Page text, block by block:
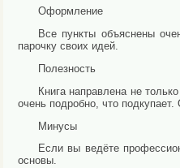
Оформление
Все пункты объяснены
парочку своих идей.
Полезность
Книга направлена не
очень подробно, что
Минусы
Если вы ведёте
основы.